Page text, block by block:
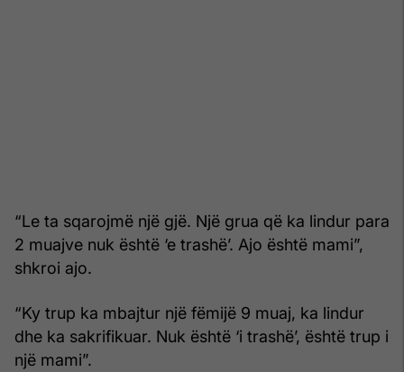
“Le ta sqarojmë një gjë. Një grua që ka lindur para
2 muajve nuk është ‘e trashë’. Ajo është mami”,
shkroi ajo.
“Ky trup ka mbajtur një fëmijë 9 muaj, ka lindur
dhe ka sakrifikuar. Nuk është ‘i trashë’, është trup i
një mami”.